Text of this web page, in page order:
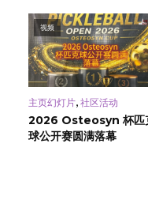
视频
主页幻灯片, 社区活动
2026 Osteosyn 杯匹
球公开赛圆满落幕